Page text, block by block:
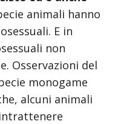
animali hanno
E in
non
Osservazioni del
monogame
alcuni animali